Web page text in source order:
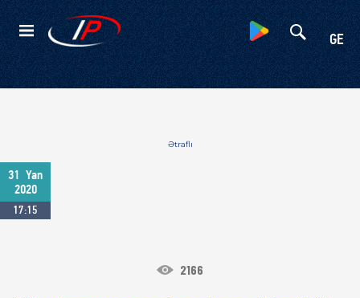
GE
Kateqoriyalar
Ətraflı
31
Yan
2020
17:15
2166